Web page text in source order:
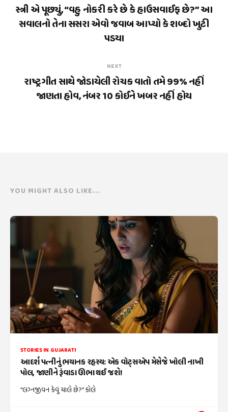
સ્ત્રી એ પૂછ્યું, “વહુ નોકરી કરે છે કે હાઉસવાઈફ છે?” આ
સવાલનો તેના સસરા એવો જવાબ આપ્યો કે શબ્દો ખુટી
પડયા
NEXT
રાષ્ટ્રગીત સાથે જોડાયેલી રોચક વાતો તમે 99% નહીં
જાણતા હોવ, નંબર 10 કોઈને ખબર નહીં હોય
YOU MIGHT ALSO LIKE...
STORIES IN GUJARATI
આદર્શ પત્નીનું ભયાનક રહસ્ય: એક વોટ્સએપ મેસેજે ખોલી નાખી
પોલ, જાણીને રૂંવાડા ઊભા થઈ જશે!
"લગ્નજીવન કેવું ચાલે છે?" કોલે